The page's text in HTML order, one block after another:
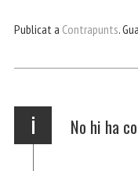
bo er ts
p
Publicat a Contrapunts.
i No hi ha